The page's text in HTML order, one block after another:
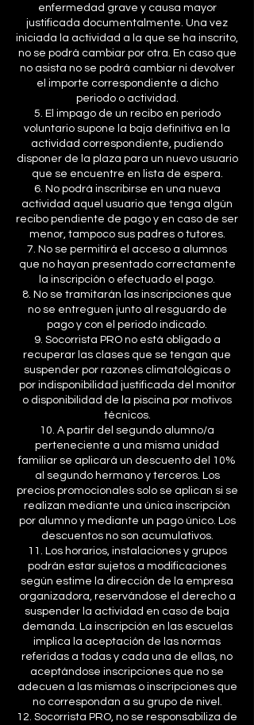
enfermedad grave y causa mayor
justificada documentalmente. Una vez
iniciada la actividad a la que se ha inscrito,
no se podrá cambiar por otra. En caso que
no asista no se podrá cambiar ni devolver
el importe correspondiente a dicho
periodo o actividad.
5. El impago de un recibo en periodo
voluntario supone la baja definitiva en la
actividad correspondiente, pudiendo
disponer de la plaza para un nuevo usuario
que se encuentre en lista de espera.
6. No podrá inscribirse en una nueva
actividad aquel usuario que tenga algún
recibo pendiente de pago y en caso de ser
menor, tampoco sus padres o tutores.
7. No se permitirá el acceso a alumnos
que no hayan presentado correctamente
la inscripción o efectuado el pago.
8. No se tramitarán las inscripciones que
no se entreguen junto al resguardo de
pago y con el periodo indicado.
9. Socorrista PRO no está obligado a
recuperar las clases que se tengan que
suspender por razones climatológicas o
por indisponibilidad justificada del monitor
o disponibilidad de la piscina por motivos
técnicos.
10. A partir del segundo alumno/a
perteneciente a una misma unidad
familiar se aplicará un descuento del 10%
al segundo hermano y terceros. Los
precios promocionales solo se aplican si se
realizan mediante una única inscripción
por alumno y mediante un pago único. Los
descuentos no son acumulativos.
11. Los horarios, instalaciones y grupos
podrán estar sujetos a modificaciones
según estime la dirección de la empresa
organizadora, reservándose el derecho a
suspender la actividad en caso de baja
demanda. La inscripción en las escuelas
implica la aceptación de las normas
referidas a todas y cada una de ellas, no
aceptándose inscripciones que no se
adecuen a las mismas o inscripciones que
no correspondan a su grupo de nivel.
12. Socorrista PRO, no se responsabiliza de